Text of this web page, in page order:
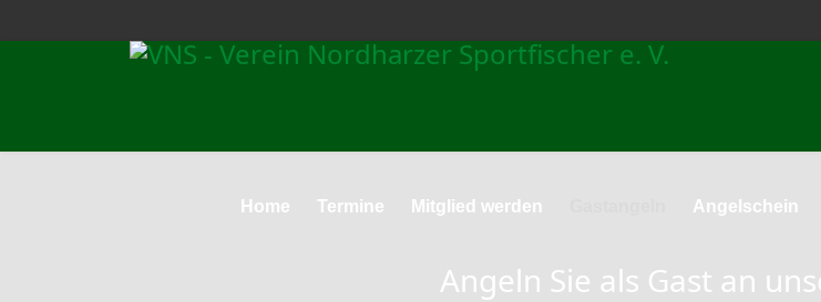
Home Termine Mitglied werden Angelschein
Angeln Sie als Gast an